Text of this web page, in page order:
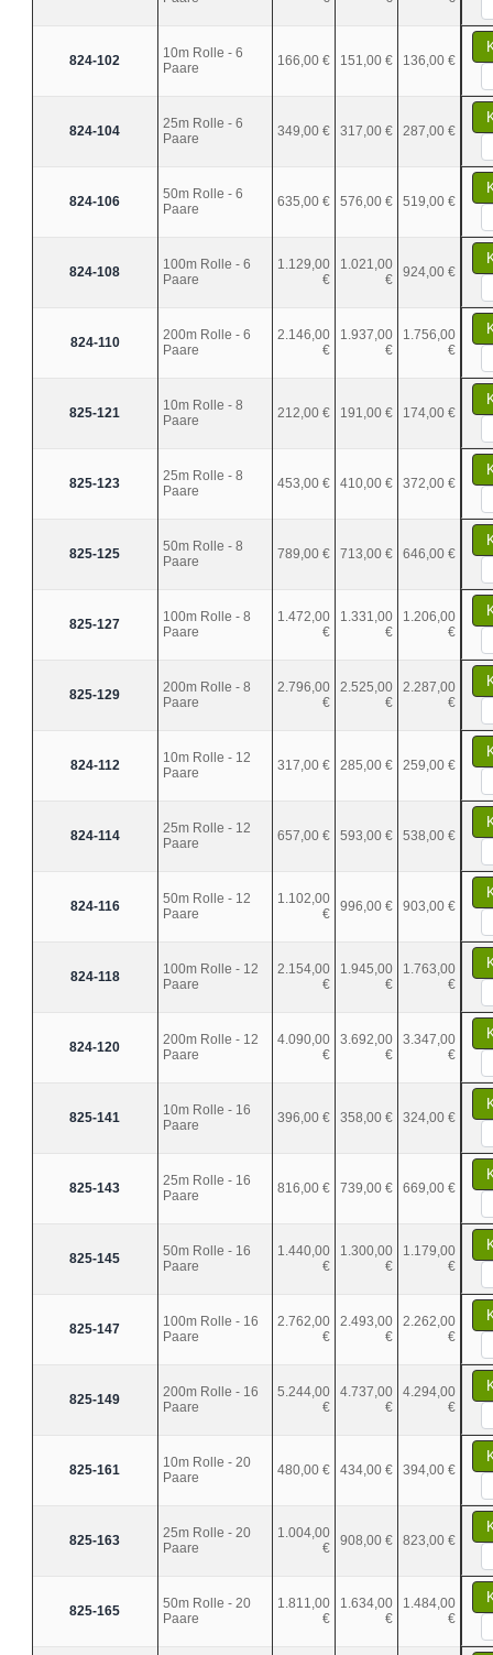
824-102
10m Rolle - 6
Paare
166,00 € 151,00 € 136,00 €
824-104
25m Rolle - 6
Paare
349,00 € 317,00 € 287,00 €
824-106
50m Rolle - 6
Paare
635,00 € 576,00 € 519,00 €
824-108
100m Rolle - 6
Paare
1.129,00
€
1.021,00
€
924,00 €
824-110
200m Rolle - 6
Paare
2.146,00
€
1.937,00
€
1.756,00
€
825-121
10m Rolle - 8
Paare
212,00 € 191,00 € 174,00 €
825-123
25m Rolle - 8
Paare
453,00 € 410,00 € 372,00 €
825-125
50m Rolle - 8
Paare
789,00 € 713,00 € 646,00 €
825-127
100m Rolle - 8
Paare
1.472,00
€
1.331,00
€
1.206,00
€
825-129
200m Rolle - 8
Paare
2.796,00
€
2.525,00
€
2.287,00
€
824-112
10m Rolle - 12
Paare
317,00 € 285,00 € 259,00 €
824-114
25m Rolle - 12
Paare
657,00 € 593,00 € 538,00 €
824-116
50m Rolle - 12
Paare
1.102,00
€
996,00 € 903,00 €
824-118
100m Rolle - 12
Paare
2.154,00
€
1.945,00
€
1.763,00
€
824-120
200m Rolle - 12
Paare
4.090,00
€
3.692,00
€
3.347,00
€
825-141
10m Rolle - 16
Paare
396,00 € 358,00 € 324,00 €
825-143
25m Rolle - 16
Paare
816,00 € 739,00 € 669,00 €
825-145
50m Rolle - 16
Paare
1.440,00
€
1.300,00
€
1.179,00
€
825-147
100m Rolle - 16
Paare
2.762,00
€
2.493,00
€
2.262,00
€
825-149
200m Rolle - 16
Paare
5.244,00
€
4.737,00
€
4.294,00
€
825-161
10m Rolle - 20
Paare
480,00 € 434,00 € 394,00 €
825-163
25m Rolle - 20
Paare
1.004,00
€
908,00 € 823,00 €
825-165
50m Rolle - 20
Paare
1.811,00
€
1.634,00
€
1.484,00
€